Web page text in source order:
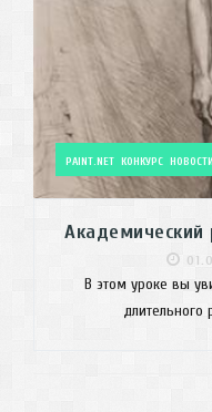
PAINT.NET КОНКУРС НОВОСТИ
Академический
В этом уроке вы
длительного